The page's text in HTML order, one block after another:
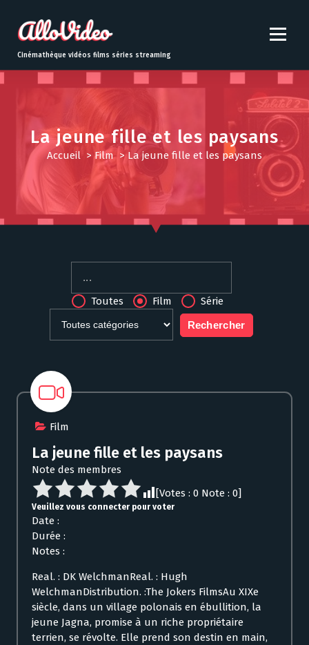
t
o
Cinémathèque vidéos films séries streaming
La jeune fille et les paysans
Accueil >Film>La jeune fille et les paysans
Toutes Film Série
Film
La jeune fille et les paysans
Note des membres
[Votes : 0 Note : 0]
Veuillez vous connecter pour voter
Date :
Durée :
Notes :
Real. : DK WelchmanReal. : Hugh
WelchmanDistribution. :The Jokers FilmsAu XIXe
siècle, dans un village polonais en ébullition, la
jeune Jagna, promise à un riche propriétaire
terrien, se révolte. Elle prend son destin en main,